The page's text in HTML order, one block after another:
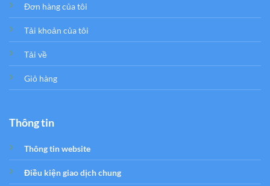
Đơn hàng của tôi
Tải khoản của tôi
Tải về
Giỏ hàng
Thông tin
Thông tin website
Điều kiện giao dịch chung